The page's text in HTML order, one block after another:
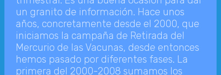
un granito de información. Hace unos
años, concretamente desde el 2000, que
iniciamos la campaña de Retirada del
Mercurio de las Vacunas, desde entonces
hemos pasado por diferentes fases. La
primera del 2000-2008 sumamos los